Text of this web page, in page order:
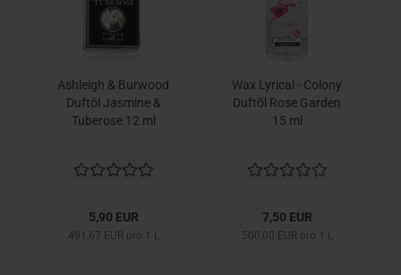
Ashleigh & Burwood
Duftöl Jasmine &
Tuberose 12 ml
5,90 EUR
491,67 EUR pro 1 L
Wax Lyrical - Colony
Duftöl Rose Garden
15 ml
7,50 EUR
500,00 EUR pro 1 L